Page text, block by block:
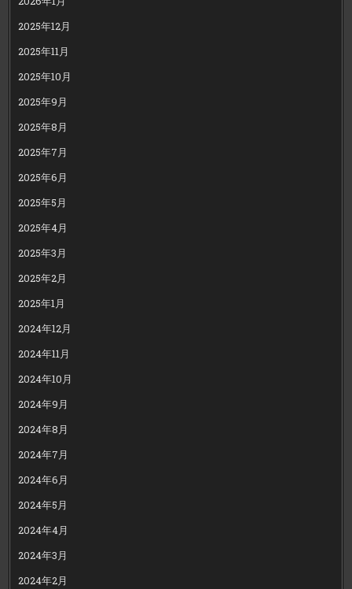
2025年12月
2025年11月
2025年10月
2025年9月
2025年8月
2025年7月
2025年6月
2025年5月
2025年4月
2025年3月
2025年2月
2025年1月
2024年12月
2024年11月
2024年10月
2024年9月
2024年8月
2024年7月
2024年6月
2024年5月
2024年4月
2024年3月
2024年2月